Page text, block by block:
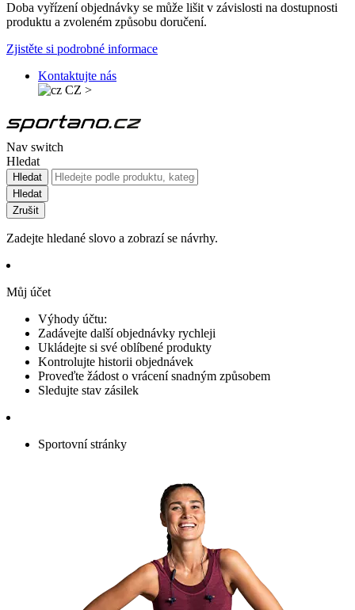
Doba vyřízení objednávky se může lišit v závislosti na dostupnosti
produktu a zvoleném způsobu doručení.
Zjistěte si podrobné informace
Kontaktujte nás
CZ >
Nav switch
Hledat
Hledat
Hledat
Zrušit
Zadejte hledané slovo a zobrazí se návrhy.
Můj účet
Výhody účtu:
Zadávejte další objednávky rychleji
Ukládejte si své oblíbené produkty
Kontrolujte historii objednávek
Proveďte žádost o vrácení snadným způsobem
Sledujte stav zásilek
Sportovní stránky